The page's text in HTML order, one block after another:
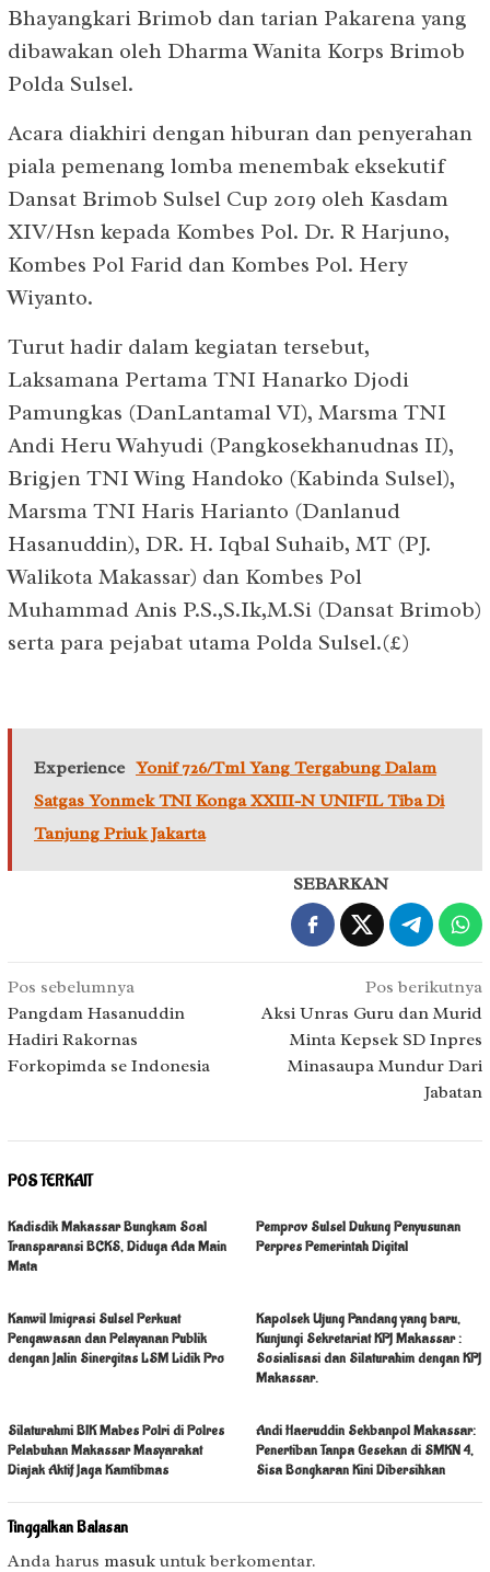
Bhayangkari Brimob dan tarian Pakarena yang
dibawakan oleh Dharma Wanita Korps Brimob
Polda Sulsel.
Acara diakhiri dengan hiburan dan penyerahan
piala pemenang lomba menembak eksekutif
Dansat Brimob Sulsel Cup 2019 oleh Kasdam
XIV/Hsn kepada Kombes Pol. Dr. R Harjuno,
Kombes Pol Farid dan Kombes Pol. Hery
Wiyanto.
Turut hadir dalam kegiatan tersebut,
Laksamana Pertama TNI Hanarko Djodi
Pamungkas (DanLantamal VI), Marsma TNI
Andi Heru Wahyudi (Pangkosekhanudnas II),
Brigjen TNI Wing Handoko (Kabinda Sulsel),
Marsma TNI Haris Harianto (Danlanud
Hasanuddin), DR. H. Iqbal Suhaib, MT (PJ.
Walikota Makassar) dan Kombes Pol
Muhammad Anis P.S.,S.Ik,M.Si (Dansat Brimob)
serta para pejabat utama Polda Sulsel.(£)
Experience Yonif 726/Tml Yang Tergabung Dalam
Satgas Yonmek TNI Konga XXIII-N UNIFIL Tiba Di
Tanjung Priuk Jakarta
SEBARKAN
Navigasi
pos
Pos sebelumnya
Pangdam Hasanuddin
Hadiri Rakornas
Forkopimda se Indonesia
Pos berikutnya
Aksi Unras Guru dan Murid
Minta Kepsek SD Inpres
Minasaupa Mundur Dari
Jabatan
POS TERKAIT
Kadisdik Makassar Bungkam Soal
Transparansi BCKS, Diduga Ada Main
Mata
Pemprov Sulsel Dukung Penyusunan
Perpres Pemerintah Digital
Kanwil Imigrasi Sulsel Perkuat
Pengawasan dan Pelayanan Publik
dengan Jalin Sinergitas LSM Lidik Pro
Kapolsek Ujung Pandang yang baru,
Kunjungi Sekretariat KPJ Makassar :
Sosialisasi dan Silaturahim dengan KPJ
Makassar.
Silaturahmi BIK Mabes Polri di Polres
Pelabuhan Makassar Masyarakat
Diajak Aktif Jaga Kamtibmas
Andi Haeruddin Sekbanpol Makassar:
Penertiban Tanpa Gesekan di SMKN 4,
Sisa Bongkaran Kini Dibersihkan
Tinggalkan Balasan
Anda harus masuk untuk berkomentar.